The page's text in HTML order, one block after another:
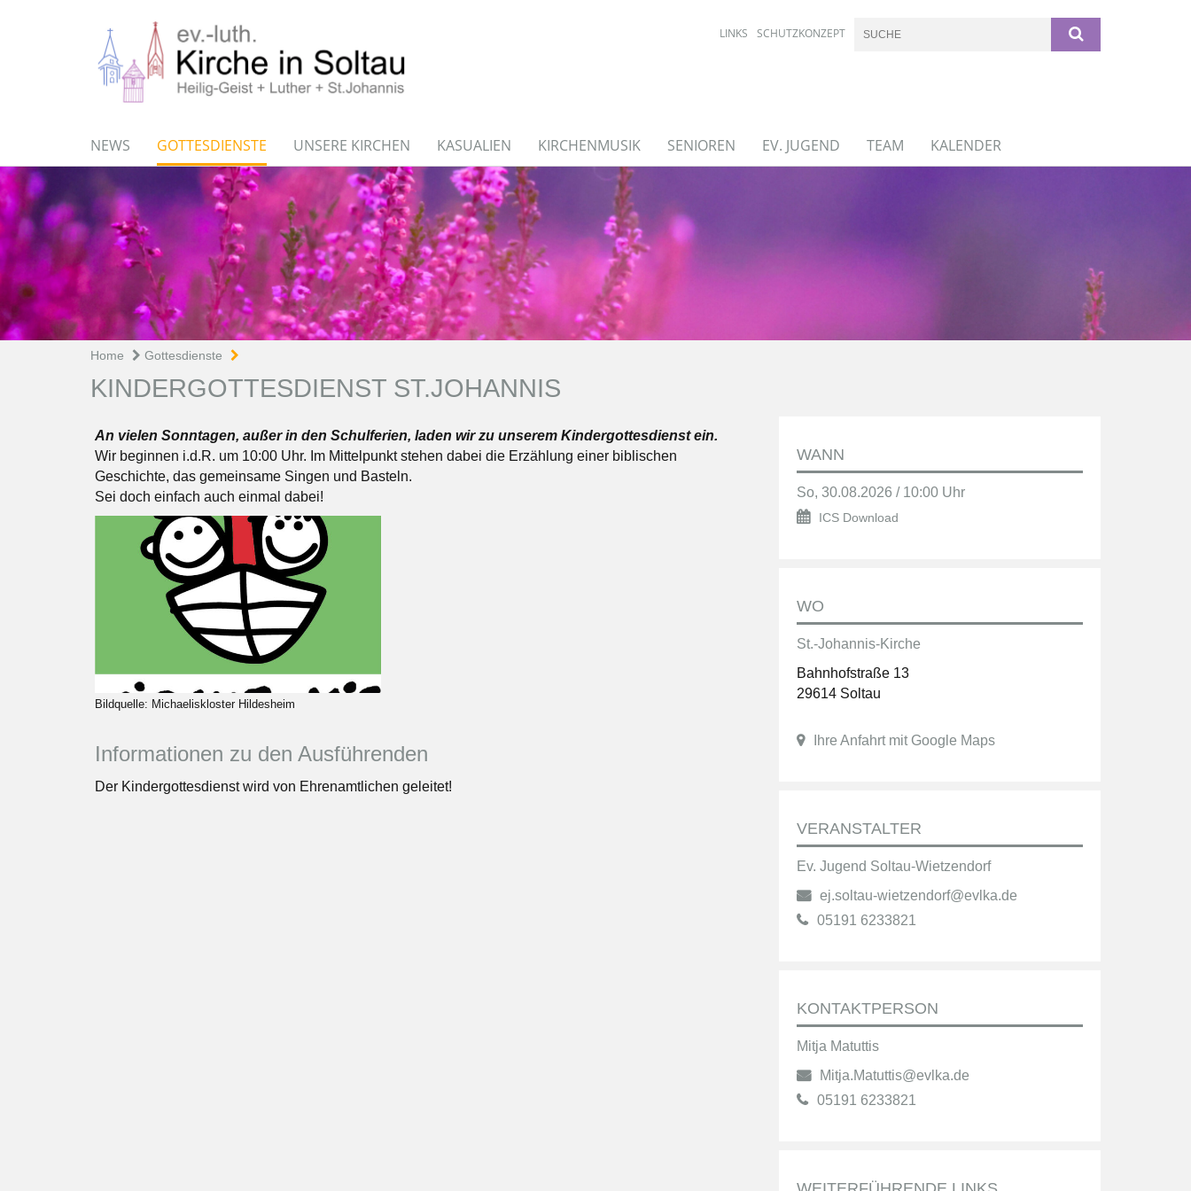
LINKS SCHUTZKONZEPT
NEWS GOTTESDIENSTE UNSERE KIRCHEN KASUALIEN KIRCHENMUSIK SENIOREN EV. JUGEND TEAM KALENDER
Home Gottesdienste
KINDERGOTTESDIENST ST.JOHANNIS
An vielen Sonntagen, außer in den Schulferien, laden wir zu unserem Kindergottesdienst ein.
Wir beginnen i.d.R. um 10:00 Uhr. Im Mittelpunkt stehen dabei die Erzählung einer biblischen
Geschichte, das gemeinsame Singen und Basteln.
Sei doch einfach auch einmal dabei!
Bildquelle: Michaeliskloster Hildesheim
Informationen zu den Ausführenden
Der Kindergottesdienst wird von Ehrenamtlichen geleitet!
WANN
So, 30.08.2026 / 10:00 Uhr
ICS Download
WO
St.-Johannis-Kirche
Bahnhofstraße 13
29614 Soltau
Ihre Anfahrt mit Google Maps
VERANSTALTER
Ev. Jugend Soltau-Wietzendorf
ej.soltau-wietzendorf@evlka.de
05191 6233821
KONTAKTPERSON
Mitja Matuttis
Mitja.Matuttis@evlka.de
05191 6233821